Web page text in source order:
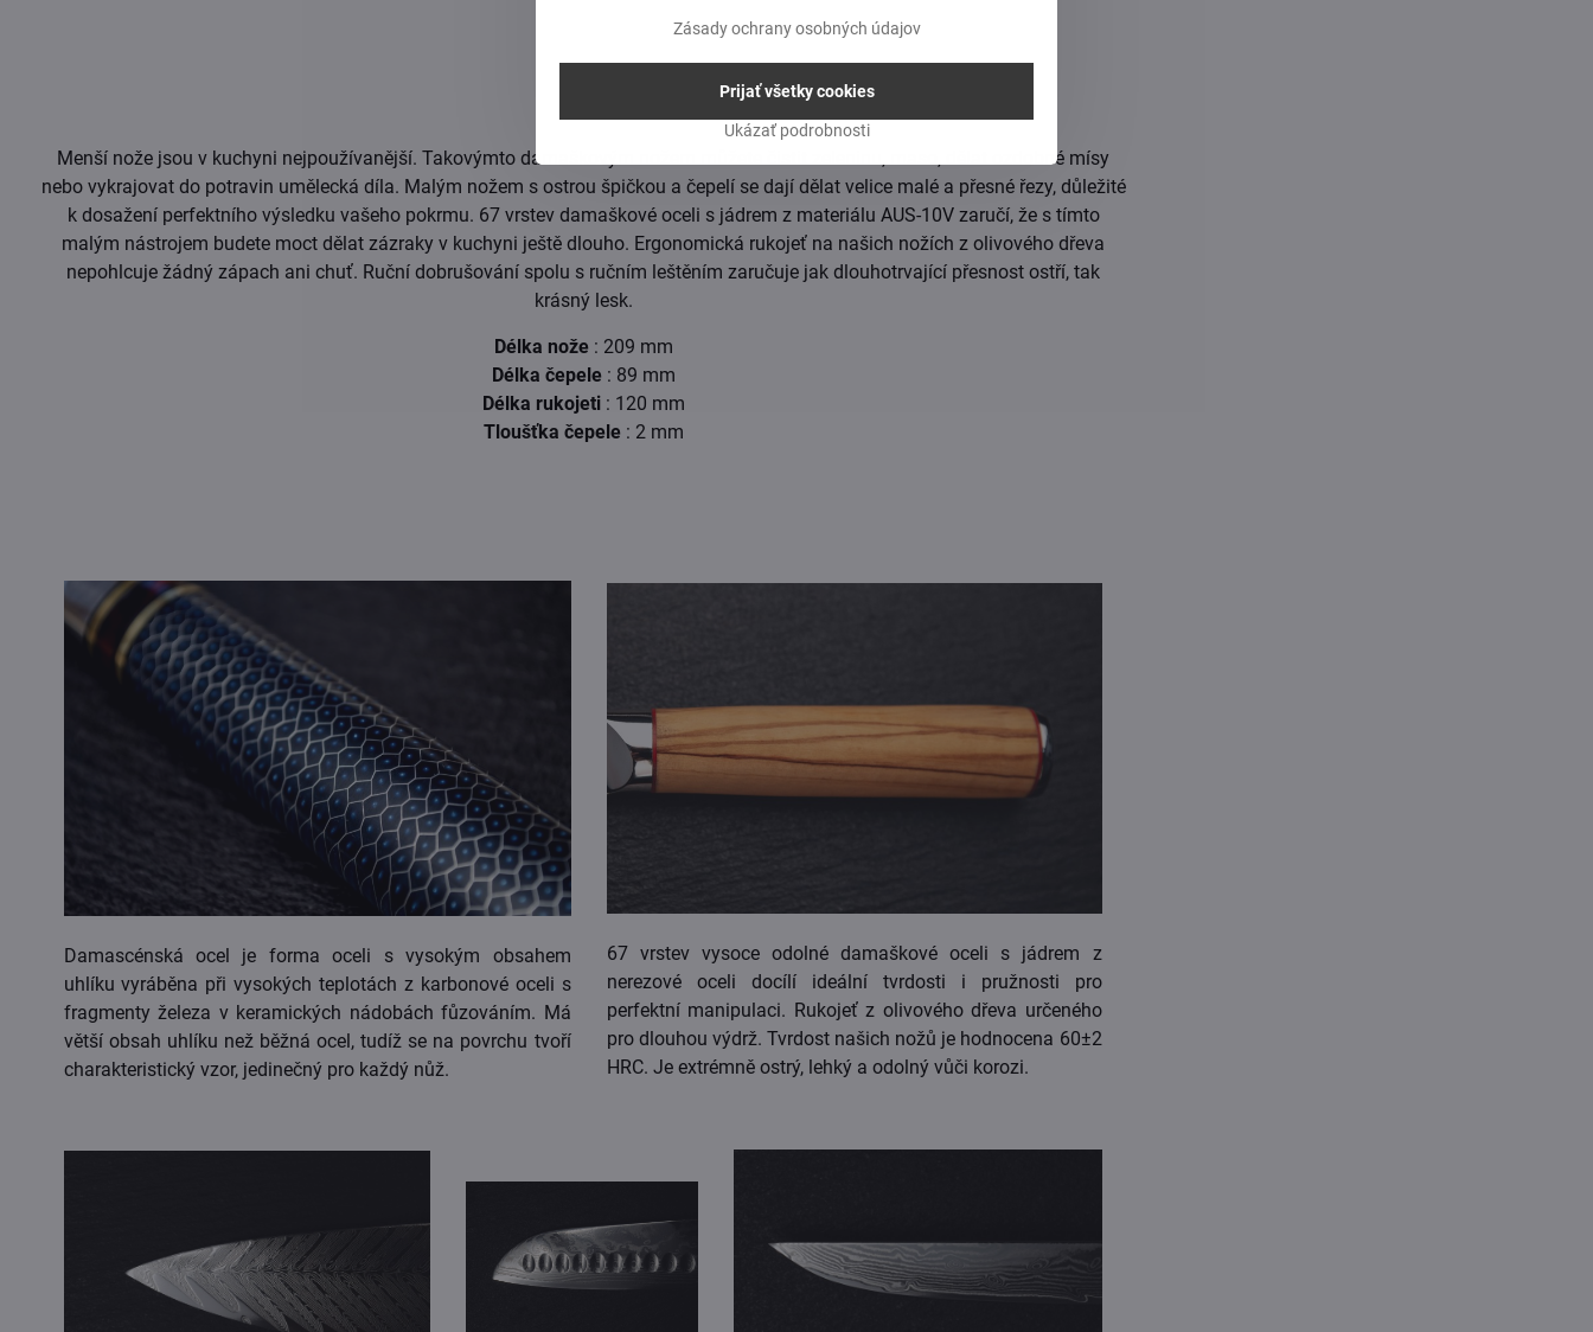
Menší nože jsou v kuchyni nejpoužívanější. Takovýmto damaškovým nožem můžete čistit zeleninu, maso, dělat ozdobné mísy
nebo vykrajovat do potravin umělecká díla. Malým nožem s ostrou špičkou a čepelí se dají dělat velice malé a přesné řezy, důležité
k dosažení perfektního výsledku vašeho pokrmu. 67 vrstev damaškové oceli s jádrem z materiálu AUS-10V zaručí, že s tímto
malým nástrojem budete moct dělat zázraky v kuchyni ještě dlouho. Ergonomická rukojeť na našich nožích z olivového dřeva
nepohlcuje žádný zápach ani chuť. Ruční dobrušování spolu s ručním leštěním zaručuje jak dlouhotrvající přesnost ostří, tak
krásný lesk.
Délka nože: 209 mm
Délka čepele: 89 mm
Délka rukojeti: 120 mm
Tloušťka čepele: 2 mm
Damascénská ocel je forma oceli s vysokým obsahem
uhlíku vyráběna při vysokých teplotách z karbonové oceli s
fragmenty železa v keramických nádobách fůzováním. Má
větší obsah uhlíku než běžná ocel, tudíž se na povrchu tvoří
charakteristický vzor, jedinečný pro každý nůž.
67 vrstev vysoce odolné damaškové oceli s jádrem z
nerezové oceli docílí ideální tvrdosti i pružnosti pro
perfektní manipulaci. Rukojeť z olivového dřeva určeného
pro dlouhou výdrž. Tvrdost našich nožů je hodnocena 60±2
HRC. Je extrémně ostrý, lehký a odolný vůči korozi.
Zásady ochrany osobných údajov
Ukázať podrobnosti
Prijať všetky cookies